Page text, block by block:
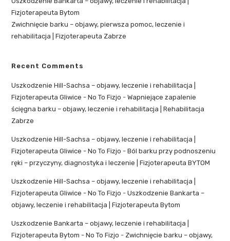
Fizjoterapeuta Bytom
Zwichnięcie barku – objawy, pierwsza pomoc, leczenie i
rehabilitacja | Fizjoterapeuta Zabrze
Recent Comments
Uszkodzenie Hill-Sachsa – objawy, leczenie i rehabilitacja |
Fizjoterapeuta Gliwice - No To Fizjo -Wapniejące zapalenie
ścięgna barku – objawy, leczenie i rehabilitacja | Rehabilitacja
Zabrze
Uszkodzenie Hill-Sachsa – objawy, leczenie i rehabilitacja |
Fizjoterapeuta Gliwice - No To Fizjo -Ból barku przy podnoszeniu
ręki – przyczyny, diagnostyka i leczenie | Fizjoterapeuta BYTOM
Uszkodzenie Hill-Sachsa – objawy, leczenie i rehabilitacja |
Fizjoterapeuta Gliwice - No To Fizjo -Uszkodzenie Bankarta –
objawy, leczenie i rehabilitacja | Fizjoterapeuta Bytom
Uszkodzenie Bankarta – objawy, leczenie i rehabilitacja |
Fizjoterapeuta Bytom - No To Fizjo - Zwichnięcie barku – objawy,